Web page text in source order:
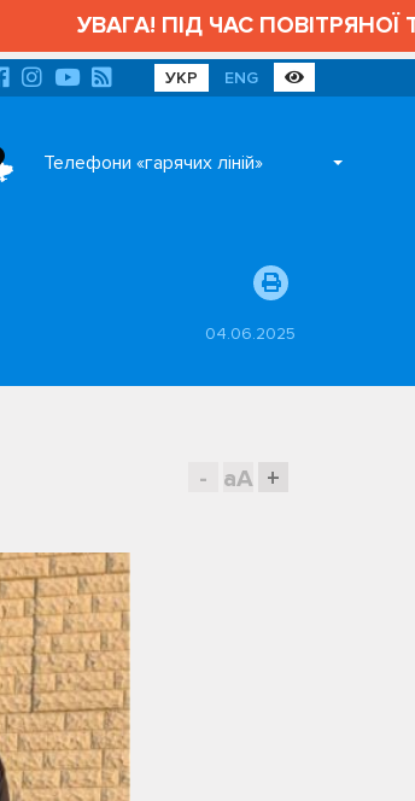
УВАГА! ПІД ЧАС ПОВІТРЯНОЇ
УКР ENG
Телефони «гарячих ліній»
04.06.2025
- aA +